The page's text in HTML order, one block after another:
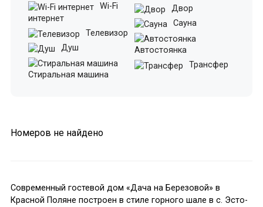
Wi-Fi
интернет
Телевизор
Душ
Стиральная машина
Двор
Сауна
Автостоянка
Трансфер
Номеров не найдено
Современный гостевой дом «Дача на Березовой» в
Красной Поляне построен в стиле горного шале в с. Эсто-